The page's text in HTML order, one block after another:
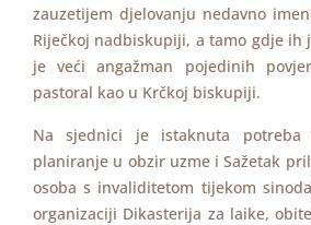
zauzetijem djelovanju nedavno
Riječkoj nadbiskupiji, a tamo gdje ih
je veći angažman pojedinih
pastoral kao u Krčkoj biskupiji.
Na sjednici je istaknuta
planiranje u obzir uzme i Sažetak
osoba s invaliditetom tijekom
organizaciji Dikasterija za laike,